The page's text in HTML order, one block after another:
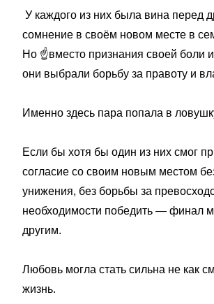
У каждого из них была вина перед
сомнение в своём новом месте в
Но ☝️вместо признания своей боли
они выбрали борьбу за правоту и
Именно здесь пара попала в
Если бы хотя бы один из них смог
согласие со своим новым местом
унижения, без борьбы за
необходимости победить — финал
другим.
Любовь могла стать сильна не как
жизнь.